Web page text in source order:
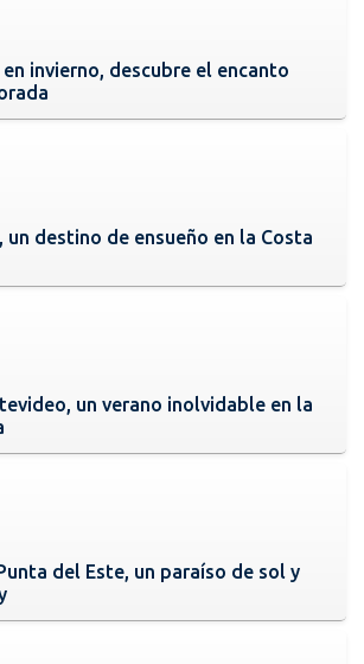
invierno, descubre el encanto
un destino de ensueño en la Costa
un verano inolvidable en la
del Este, un paraíso de sol y